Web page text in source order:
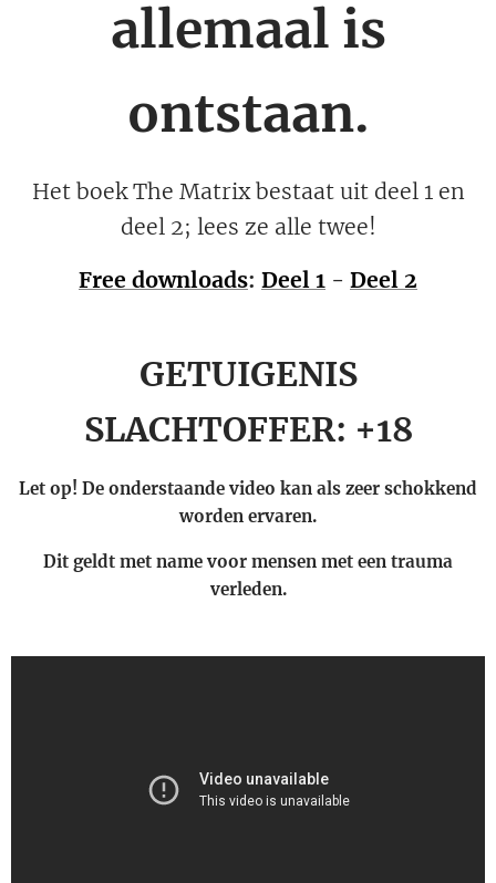
allemaal is
ontstaan.
Het boek The Matrix bestaat uit deel 1 en
deel 2; lees ze alle twee!
Free downloads: Deel 1 - Deel 2
GETUIGENIS
SLACHTOFFER: +18
Let op! De onderstaande video kan als zeer schokkend
worden ervaren.
Dit geldt met name voor mensen met een trauma
verleden.